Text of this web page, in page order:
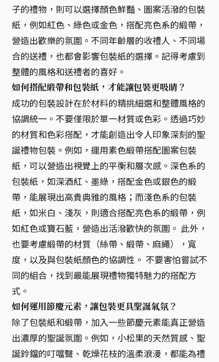
子的禮物，則可以選擇顏色鮮豔、圖案活潑的包裝
紙，例如紅色、綠色或金色，搭配亮色系的緞帶，
營造出歡樂的氛圍。不同年齡層的收禮人、不同場
合的送禮，也都會影響包裝紙的選擇。記得考慮到
整體的風格和送禮者的喜好。
如何搭配緞帶和包裝紙，才能讓包裝更吸睛？
成功的包裝設計在於材料的精挑細選和整體風格的
協調統一。不要僅限於單一材質或色彩。透過巧妙
的材質和色彩搭配，才能創造出令人印象深刻的聖
誕禮物包裝。例如，運用素色緞帶搭配圖案包裝
紙，可以營造出視覺上的平衡和層次感。深色系的
包裝紙，如深酒紅、墨綠，搭配金色或銀色的緞
帶，能展現出高貴典雅的風格；而淺色系的包裝
紙，如米白、淺灰，則適合搭配亮色系的緞帶，例
如紅色或寶石藍，營造出活潑歡快的氛圍。 此外，
也要考慮緞帶的材質（絲帶、緞帶、麻繩），寬
度，以及與包裝紙顏色的協調性。 不要害怕嘗試不
同的組合，找到最能展現禮物獨特魅力的搭配方
式。
如何運用節慶元素，讓包裝更具聖誕氣氛？
除了包裝紙和緞帶，加入一些節慶元素能真正營造
出濃厚的聖誕氛圍。例如，小松果的天然質感、聖
誕鈴鐺的叮噹聲、乾燥花枝的溫柔浪漫，都能為禮